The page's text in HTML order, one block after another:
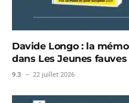
Davide Longo : la
dans Les Jeunes fauves
9.3 22 juillet 2026